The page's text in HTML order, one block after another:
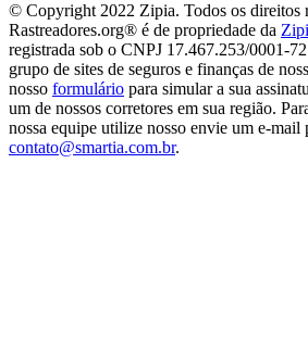
© Copyright 2022 Zipia. Todos os direitos
Rastreadores.org® é de propriedade da
registrada sob o CNPJ 17.467.253/0001-
grupo de sites de seguros e finanças de
nosso formulário para simular a sua
um de nossos corretores em sua região.
nossa equipe utilize nosso envie um e-mail
contato@smartia.com.br.